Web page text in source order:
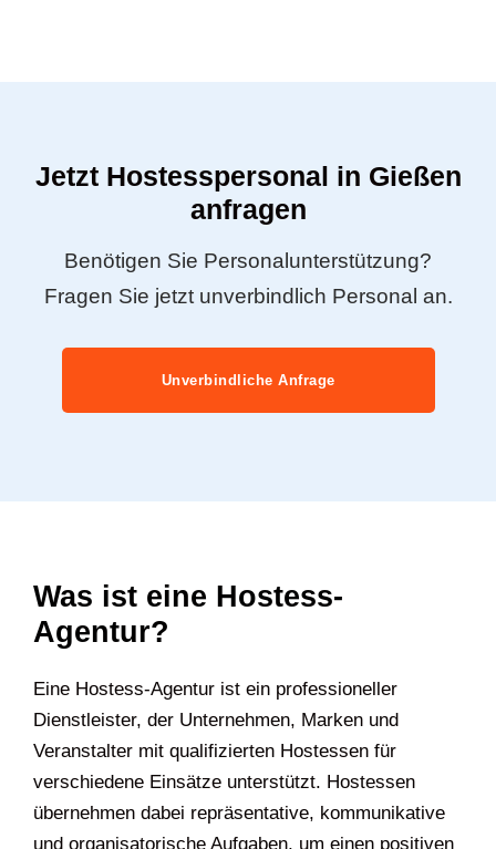
Jetzt Hostesspersonal in Gießen
anfragen
Benötigen Sie Personalunterstützung?
Fragen Sie jetzt unverbindlich Personal an.
Unverbindliche Anfrage
Was ist eine Hostess-
Agentur?
Eine Hostess-Agentur ist ein professioneller
Dienstleister, der Unternehmen, Marken und
Veranstalter mit qualifizierten Hostessen für
verschiedene Einsätze unterstützt. Hostessen
übernehmen dabei repräsentative, kommunikative
und organisatorische Aufgaben, um einen positiven